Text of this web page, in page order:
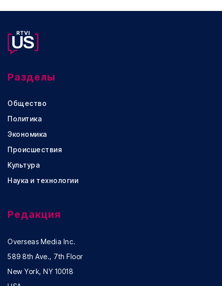
Разделы
Общество
Политика
Экономика
Происшествия
Культура
Наука и технологии
Редакция
Overseas Media Inc.
589 8th Ave., 7th Floor
New York, NY 10018